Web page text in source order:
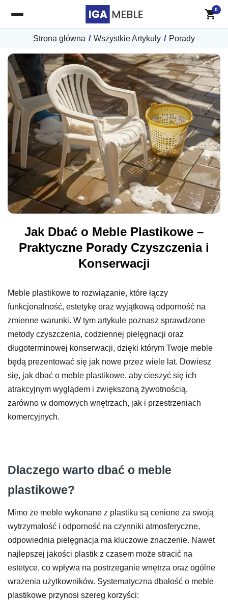
Strona główna / Wszystkie Artykuły / Porady
Jak Dbać o Meble Plastikowe –
Praktyczne Porady Czyszczenia i
Konserwacji
Meble plastikowe to rozwiązanie, które łączy
funkcjonalność, estetykę oraz wyjątkową odporność na
zmienne warunki. W tym artykule poznasz sprawdzone
metody czyszczenia, codziennej pielęgnacji oraz
długoterminowej konserwacji, dzięki którym Twoje meble
będą prezentować się jak nowe przez wiele lat. Dowiesz
się, jak dbać o meble plastikowe, aby cieszyć się ich
atrakcyjnym wyglądem i zwiększoną żywotnością,
zarówno w domowych wnętrzach, jak i przestrzeniach
komercyjnych.
Dlaczego warto dbać o meble
plastikowe?
Mimo że meble wykonane z plastiku są cenione za swoją
wytrzymałość i odporność na czynniki atmosferyczne,
odpowiednia pielęgnacja ma kluczowe znaczenie. Nawet
najlepszej jakości plastik z czasem może stracić na
estetyce, co wpływa na postrzeganie wnętrza oraz ogólne
wrażenia użytkowników. Systematyczna dbałość o meble
plastikowe przynosi szereg korzyści:
0